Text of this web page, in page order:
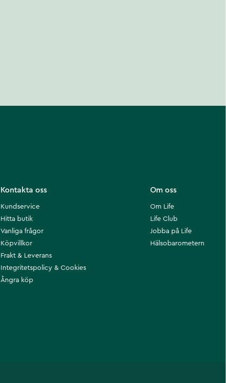
Om oss
Om Life
Life Club
Jobba på Life
Hälsobarometern
Kontakta oss
Kundservice
Hitta butik
Vanliga frågor
Köpvillkor
Frakt & Leverans
Integritetspolicy & Cookies
Ångra köp